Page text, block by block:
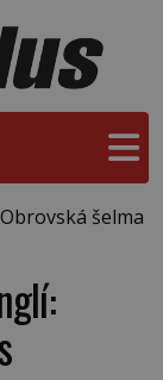
šelma